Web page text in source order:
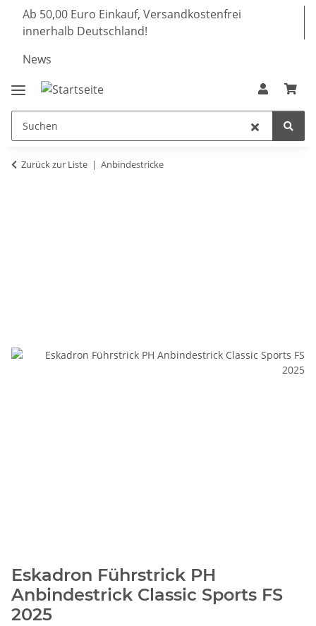
Ab 50,00 Euro Einkauf, Versandkostenfrei
innerhalb Deutschland!
News
Zurück zur Liste Anbindestricke
Eskadron Führstrick PH
Anbindestrick Classic Sports FS
2025